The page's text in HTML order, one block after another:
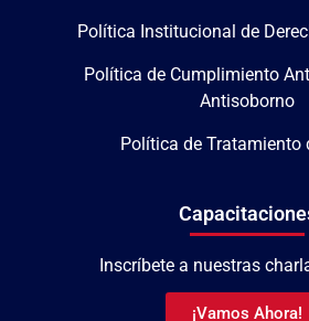
Política Institucional de
Política de Cumplimiento
Antisoborno
Política de Tratamiento
Inscríbete a nuestras
¡Vamos Ahora!